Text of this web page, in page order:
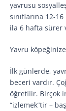
yavrusu
sınıflarına 12-
ila 6 hafta sürer
Yavru
İlk günlerde,
beceri vardır.
öğretilir. Birçok
“izlemek”tir –